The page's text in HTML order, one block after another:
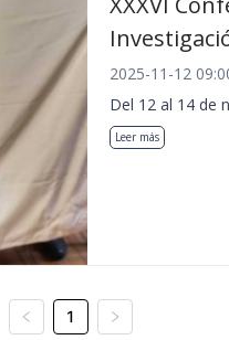
2025-11-12
Del 12 al 14 de
Leer más
1